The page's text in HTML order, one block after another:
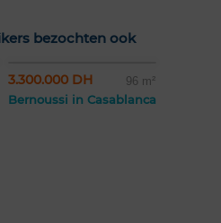
bezochten ook
3.300.000 DH 96 m²
Bernoussi in Casablanca